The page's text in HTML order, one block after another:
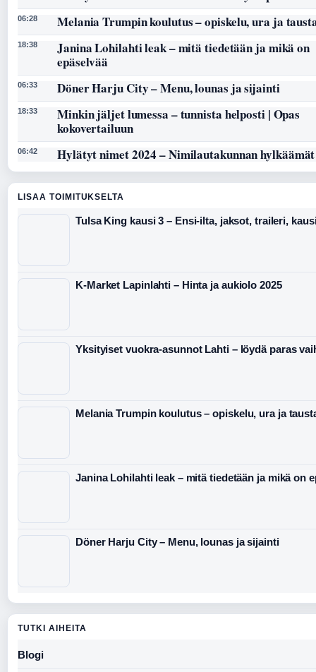
06:28 Melania Trumpin koulutus – opiskelu, ura ja
18:38
Janina Lohilahti leak – mitä tiedetään ja mikä on
epäselvää
06:33 Döner Harju City – Menu, lounas ja sijainti
18:33
Minkin jäljet lumessa – tunnista helposti | Opas
kokovertailuun
06:42 Hylätyt nimet 2024 – Nimilautakunnan
LISAA TOIMITUKSELTA
Tulsa King kausi 3 – Ensi-ilta, jaksot, traileri,
K-Market Lapinlahti – Hinta ja aukiolo 2025
Yksityiset vuokra-asunnot Lahti – löydä paras
Melania Trumpin koulutus – opiskelu, ura ja
Janina Lohilahti leak – mitä tiedetään ja mikä on
Döner Harju City – Menu, lounas ja sijainti
TUTKI AIHEITA
Blogi